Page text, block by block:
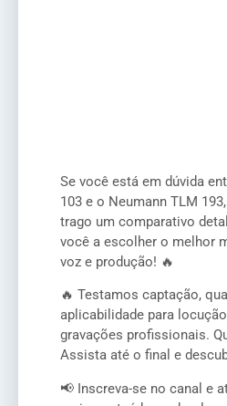
Se você está em dúvida
103 e o Neumann TLM
trago um comparativo
você a escolher o melhor
voz e produção! 🔥
🔥 Testamos captação,
aplicabilidade para
gravações profissionais.
Assista até o final e
📢 Inscreva-se no canal e